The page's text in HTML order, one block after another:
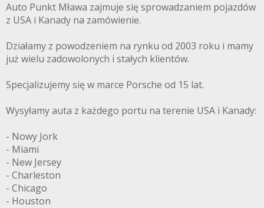
Auto Punkt Mława zajmuje się sprowadzaniem pojazdów
z USA i Kanady na zamówienie.
Działamy z powodzeniem na rynku od 2003 roku i mamy
już wielu zadowolonych i stałych klientów.
Specjalizujemy się w marce Porsche od 15 lat.
Wysyłamy auta z każdego portu na terenie USA i Kanady:
- Nowy Jork
- Miami
- New Jersey
- Charleston
- Chicago
- Houston